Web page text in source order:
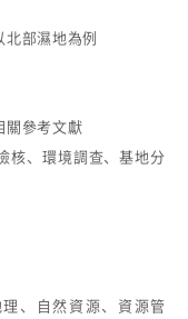
北部濕地為例
關參考文獻
核、環境調查、基地分
、自然資源、資源管